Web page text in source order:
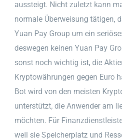
aussteigt. Nicht zuletzt kann
normale Überweisung tätigen,
Yuan Pay Group um ein
deswegen keinen Yuan Pay
sonst noch wichtig ist, die
Kryptowährungen gegen Euro
Bot wird von den meisten
unterstützt, die Anwender am
möchten. Für
weil sie Speicherplatz und